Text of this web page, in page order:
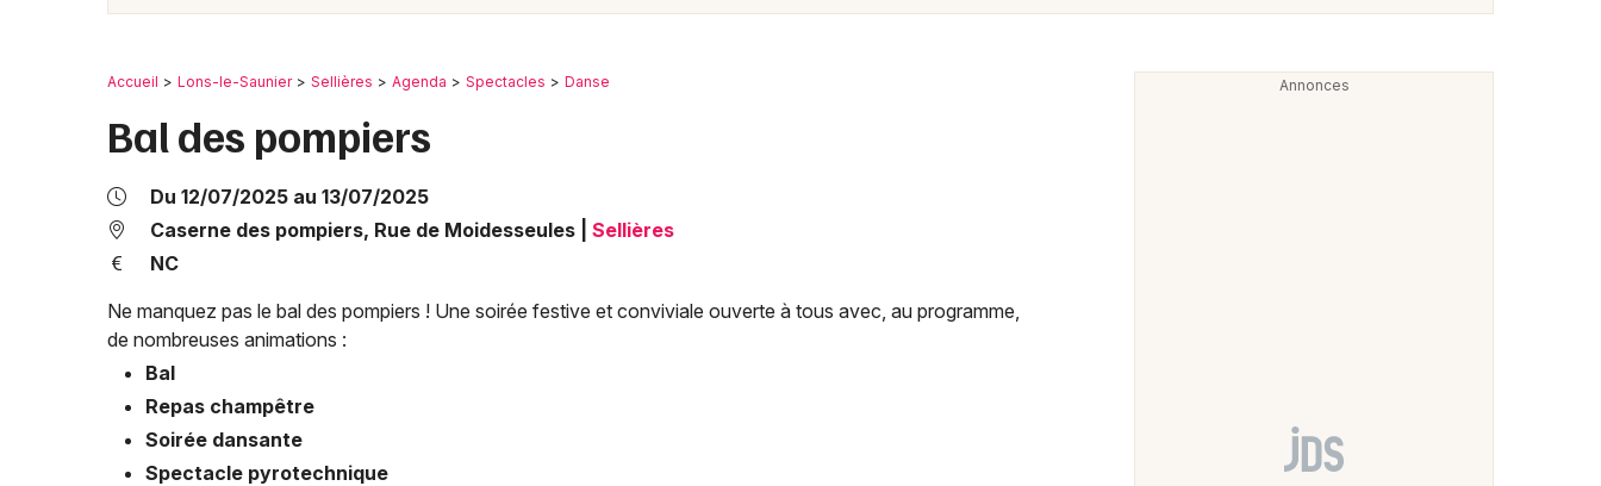
Sorties famille
Mulhouse
Toulouse
Accueil Lons-le-Saunier Sellières Agenda Spectacles Danse
Bal des pompiers
Du 12/07/2025 au 13/07/2025
Caserne des pompiers, Rue de Moidesseules
Sellières
NC
Ne manquez pas le bal des pompiers ! Une soirée festive et conviviale ouverte à tous avec, au programme,
de nombreuses animations :
Bal
Repas champêtre
Soirée dansante
Spectacle pyrotechnique